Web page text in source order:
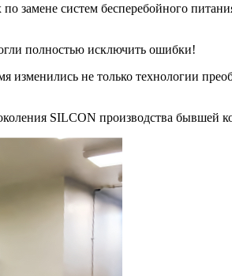
замене систем бесперебойного
полностью исключить ошибки!
изменились не только технологии
SILCON производства бывшей